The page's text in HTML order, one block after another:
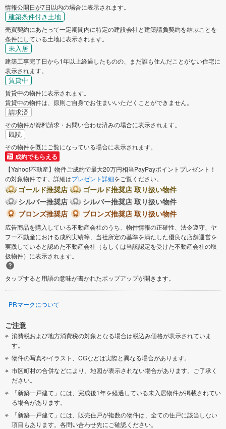
情報公開日が7日以内の場合に表示されます。
建築条件付き土地
売買契約にあたって一定期間内に特定の建設会社と建築請負契約を結ぶことを
条件にしている土地に表示されます。
未入居
建築工事完了日から1年以上経過したものの、まだ誰も住んだことがない住宅に
表示されます。
賃貸中
賃貸中の物件に表示されます。
賃貸中の物件は、原則ご自身でお住まいいただくことができません。
請求済
その物件が資料請求・お問い合わせ済みの場合に表示されます。
既読
その物件を既にご覧になっている場合に表示されます。
成約でもらえる
【Yahoo!不動産】物件ご成約で最大20万円相当PayPayポイントプレゼント！
の対象物件です。詳細はプレゼント詳細をご覧ください。
ゴールド推奨店
ゴールド推奨店 取り扱い物件
シルバー推奨店
シルバー推奨店 取り扱い物件
ブロンズ推奨店
ブロンズ推奨店 取り扱い物件
広告商品を購入している不動産会社のうち、物件情報の正確性、法令遵守、ヤ
フー不動産における成約実績等、当社所定の基準を満たした優良な店舗運営を
実践していると認めた不動産会社（もしくは当該認定を受けた不動産会社の取
扱物件）に表示されます。
タップすると用語の意味が書かれたポップアップが開きます。
PRマークについて
ご注意
消費税および地方消費税の対象となる場合は税込み価格が表示されていま
す。
物件の写真やイラスト、CGなどは実際と異なる場合があります。
市区町村の合併などにより、地図が表示されない場合があります。ご了承く
ださい。
「新築一戸建て」には、完成後1年を経過している未入居物件が掲載されてい
る場合があります。
「新築一戸建て」には、販売住戸が複数の物件は、全ての住戸に該当しない
項目もあります。各問い合わせ先にご確認ください。